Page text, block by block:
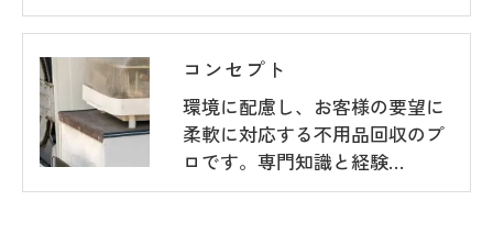
コンセプト
環境に配慮し、お客様の要望に
柔軟に対応する不用品回収のプ
ロです。専門知識と経験…